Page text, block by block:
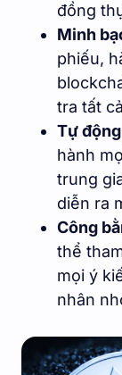
đồng
Minh
phiếu,
tra tất
Tự động
hành
trung
diễn ra
Công
thể
mọi ý
nhân